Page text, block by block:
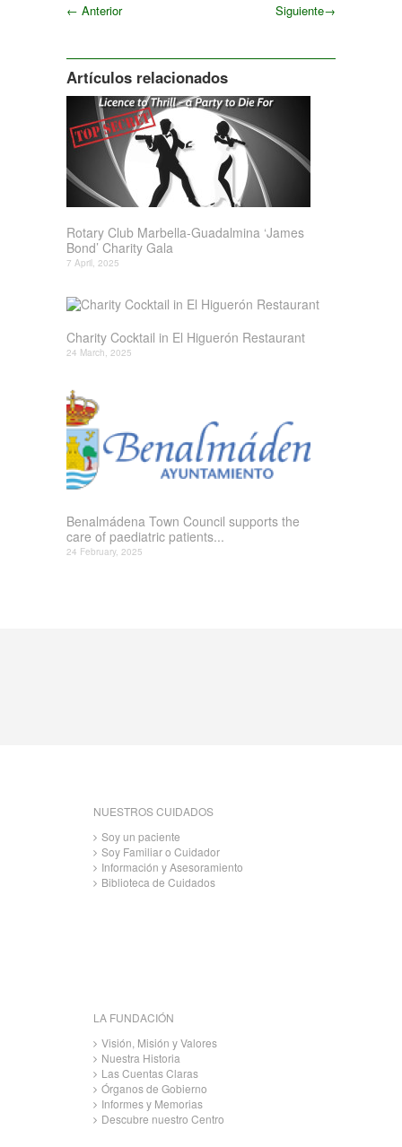
← Anterior Siguiente→
Artículos relacionados
Rotary Club Marbella-Guadalmina ‘James
Bond’ Charity Gala
7 April, 2025
Charity Cocktail in El Higuerón Restaurant
24 March, 2025
Benalmádena Town Council supports the
care of paediatric patients...
24 February, 2025
NUESTROS CUIDADOS
Soy un paciente
Soy Familiar o Cuidador
Información y Asesoramiento
Biblioteca de Cuidados
LA FUNDACIÓN
Visión, Misión y Valores
Nuestra Historia
Las Cuentas Claras
Órganos de Gobierno
Informes y Memorias
Descubre nuestro Centro